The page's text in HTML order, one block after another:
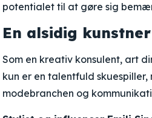
potentialet til at gøre sig
En alsidig kunstner
Som en kreativ konsulent, art
kun er en talentfuld
modebranchen og